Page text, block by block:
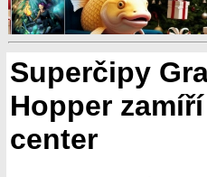
Superčipy
Hopper
center